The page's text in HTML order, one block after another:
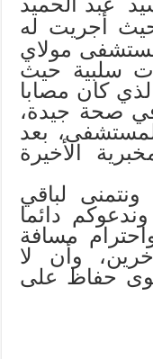
حيث أجريت له
بمستشفى مولاي
سلبية حيث
كان مصابا
في صحة جيدة،
بعد
الأخيرة
لباقي
دائما
مسافة
وأن لا
حفاظ على